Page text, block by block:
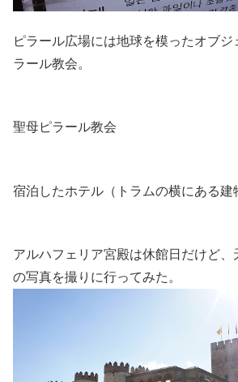
ピラール広場には地球を模ったオブ
ラール教会。
聖母ピラール教会
宿泊したホテル（トラムの横にある建
アルハフェリア宮殿は休館日だけど、
の写真を撮りに行ってみた。